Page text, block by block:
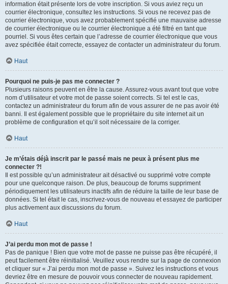
information était présente lors de votre inscription. Si vous aviez reçu un
courrier électronique, consultez les instructions. Si vous ne recevez pas de
courrier électronique, vous avez probablement spécifié une mauvaise adresse
de courrier électronique ou le courrier électronique a été filtré en tant que
pourriel. Si vous êtes certain que l’adresse de courrier électronique que vous
avez spécifiée était correcte, essayez de contacter un administrateur du forum.
Haut
Pourquoi ne puis-je pas me connecter ?
Plusieurs raisons peuvent en être la cause. Assurez-vous avant tout que votre
nom d’utilisateur et votre mot de passe soient corrects. Si tel est le cas,
contactez un administrateur du forum afin de vous assurer de ne pas avoir été
banni. Il est également possible que le propriétaire du site internet ait un
problème de configuration et qu’il soit nécessaire de la corriger.
Haut
Je m’étais déjà inscrit par le passé mais ne peux à présent plus me
connecter ?!
Il est possible qu’un administrateur ait désactivé ou supprimé votre compte
pour une quelconque raison. De plus, beaucoup de forums suppriment
périodiquement les utilisateurs inactifs afin de réduire la taille de leur base de
données. Si tel était le cas, inscrivez-vous de nouveau et essayez de participer
plus activement aux discussions du forum.
Haut
J’ai perdu mon mot de passe !
Pas de panique ! Bien que votre mot de passe ne puisse pas être récupéré, il
peut facilement être réinitialisé. Veuillez vous rendre sur la page de connexion
et cliquer sur « J’ai perdu mon mot de passe ». Suivez les instructions et vous
devriez être en mesure de pouvoir vous connecter de nouveau rapidement.